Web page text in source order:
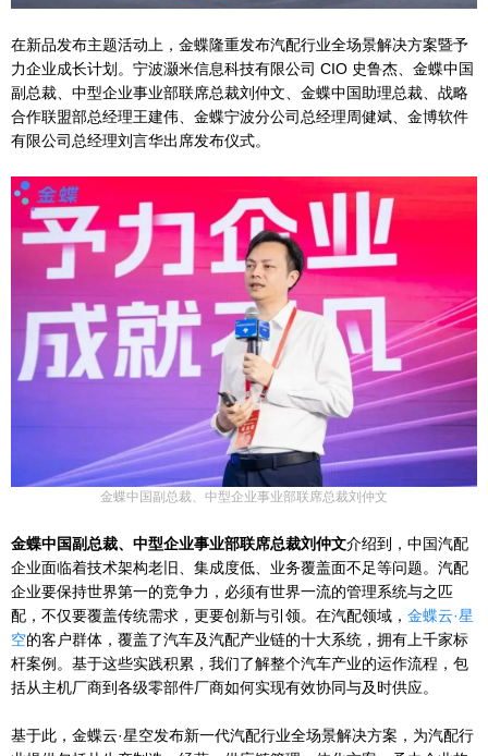
在新品发布主题活动上，金蝶隆重发布汽配行业全场景解决方案暨予
力企业成长计划。宁波灏米信息科技有限公司 CIO 史鲁杰、金蝶中国
副总裁、中型企业事业部联席总裁刘仲文、金蝶中国助理总裁、战略
合作联盟部总经理王建伟、金蝶宁波分公司总经理周健斌、金博软件
有限公司总经理刘言华出席发布仪式。
金蝶中国副总裁、中型企业事业部联席总裁刘仲文
金蝶中国副总裁、中型企业事业部联席总裁刘仲文介绍到，中国汽配
企业面临着技术架构老旧、集成度低、业务覆盖面不足等问题。汽配
企业要保持世界第一的竞争力，必须有世界一流的管理系统与之匹
配，不仅要覆盖传统需求，更要创新与引领。在汽配领域， 金蝶云·星
空的客户群体，覆盖了汽车及汽配产业链的十大系统，拥有上千家标
杆案例。基于这些实践积累，我们了解整个汽车产业的运作流程，包
括从主机厂商到各级零部件厂商如何实现有效协同与及时供应。
基于此，金蝶云·星空发布新一代汽配行业全场景解决方案，为汽配行